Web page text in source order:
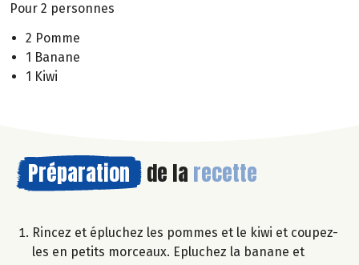
Pour 2 personnes
2 Pomme
1 Banane
1 Kiwi
Préparation de la recette
Rincez et épluchez les pommes et le kiwi et coupez-
les en petits morceaux. Epluchez la banane et